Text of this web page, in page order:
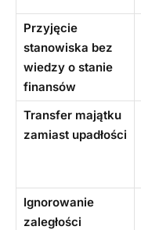
Przyjęcie
stanowiska bez
wiedzy o stanie
finansów
Transfer majątku
zamiast upadłości
Ignorowanie
zaległości